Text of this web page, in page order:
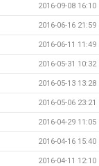
2016-09-08 16:10
2016-06-16 21:59
2016-06-11 11:49
2016-05-31 10:32
2016-05-13 13:28
2016-05-06 23:21
2016-04-29 11:05
2016-04-16 15:40
2016-04-11 12:10